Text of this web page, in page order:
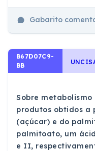
Gabarito
B67D07C9-
BB
Sobre
produtos obtidos a
(açúcar) e do
palmitoato, um
e II,